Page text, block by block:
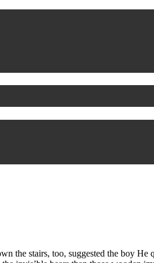
the stairs, too, suggested the boy